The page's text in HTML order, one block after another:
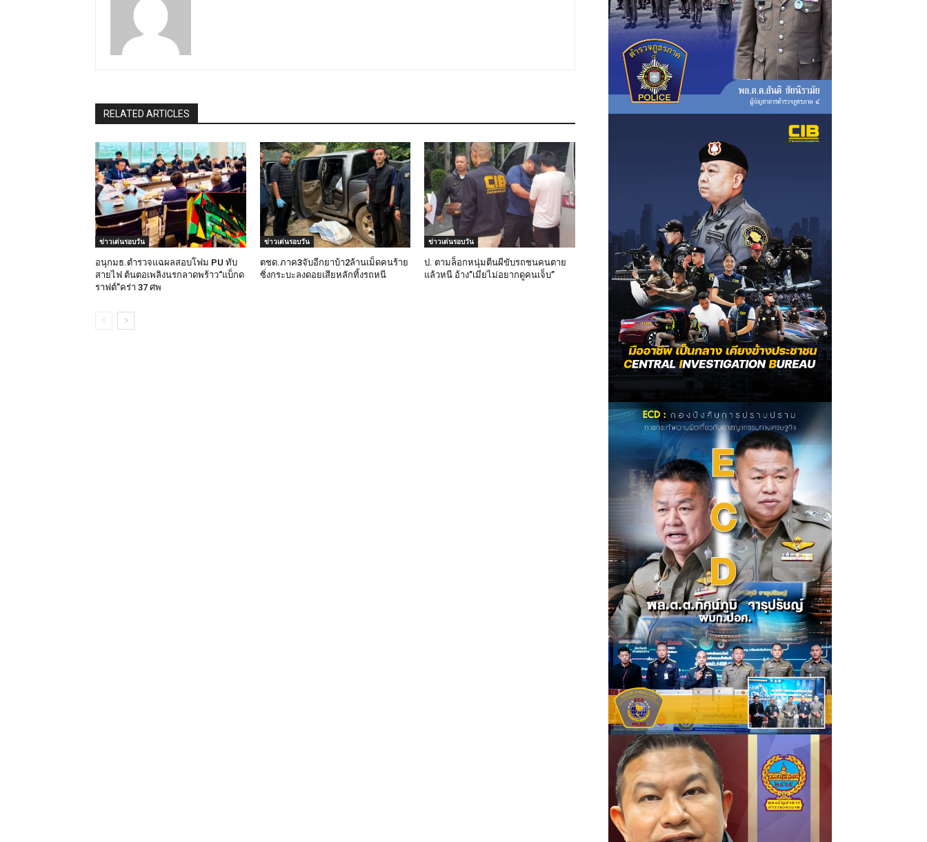
RELATED ARTICLES
ข่าวเด่นรอบวัน
อนุกมธ.ตำรวจแฉผลสอบโฟม PU ทับ
สายไฟ ต้นตอเพลิงนรกลาดพร้าว“แบ็กด
ราฟต์”คร่า 37 ศพ
ข่าวเด่นรอบวัน
ตชด.ภาค3จับอีกยาบ้า2ล้านเม็ดคนร้าย
ซิ่งกระบะลงดอยเสียหลักทิ้งรถหนี
ข่าวเด่นรอบวัน
ป. ตามล็อกหนุ่มตีนผีขับรถชนคนตาย
แล้วหนี อ้าง”เมียไม่อยากดูคนเจ็บ”